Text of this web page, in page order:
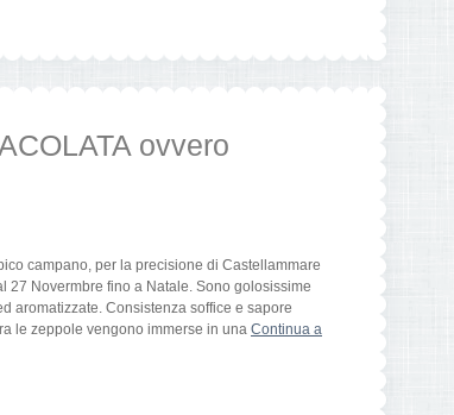
ovvero
campano, per la precisione di Castellammare
27 Novermbre fino a Natale. Sono golosissime
aromatizzate. Consistenza soffice e sapore
le zeppole vengono immerse in una Continua a